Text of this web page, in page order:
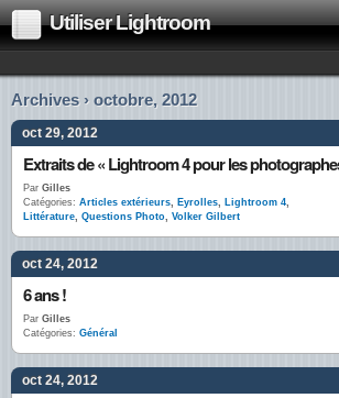
Utiliser Lightroom
Archives › octobre, 2012
oct 29, 2012
Par Gilles
Catégories: Articles extérieurs, Eyrolles, Lightroom 4,
Littérature, Questions Photo, Volker Gilbert
oct 24, 2012
6 ans !
Par Gilles
Catégories: Général
oct 24, 2012